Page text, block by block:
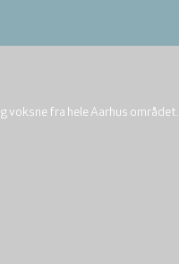
voksne fra hele Aarhus området.